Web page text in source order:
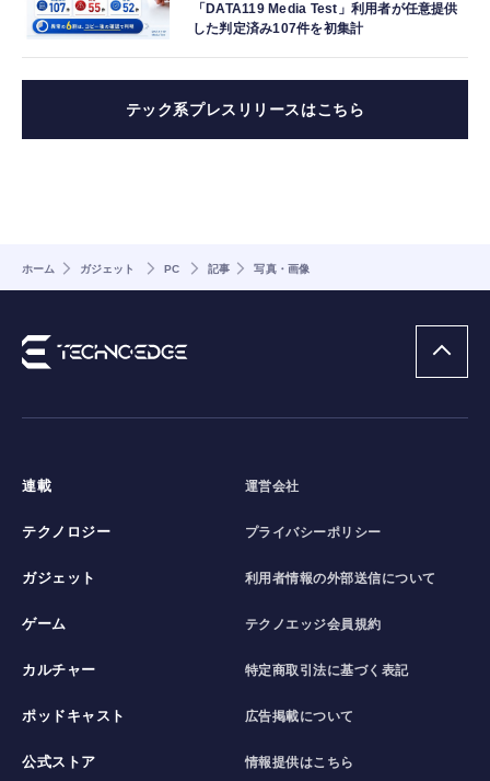
「DATA119 Media Test」利用者が任意提供
した判定済み107件を初集計
テック系プレスリリースはこちら
ホーム ガジェット PC 記事 写真・画像
連載
テクノロジー
ガジェット
ゲーム
カルチャー
ポッドキャスト
公式ストア
運営会社
プライバシーポリシー
利用者情報の外部送信について
テクノエッジ会員規約
特定商取引法に基づく表記
広告掲載について
情報提供はこちら